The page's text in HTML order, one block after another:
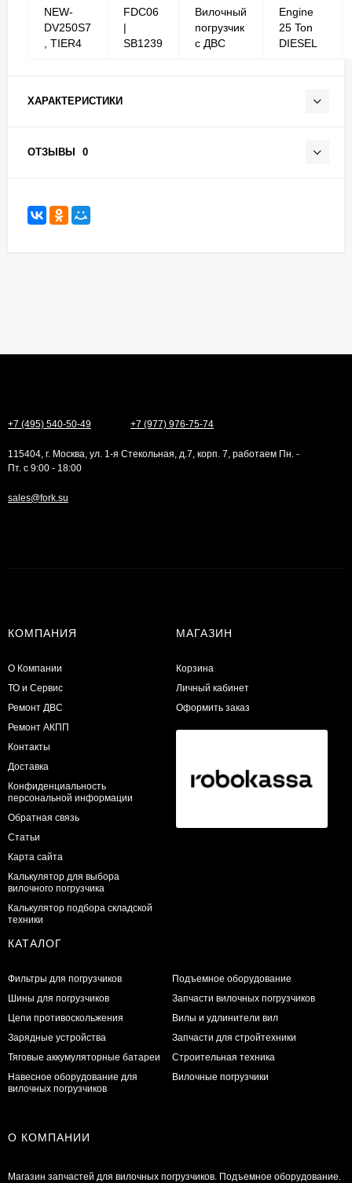
NEW-
DV250S7
, TIER4
FDC06
|
SB1239
Вилочный
погрузчик
с ДВС
Engine
25 Ton
DIESEL
ХАРАКТЕРИСТИКИ
ОТЗЫВЫ 0
+7 (495) 540-50-49 +7 (977) 976-75-74
115404, г. Москва, ул. 1-я Стекольная, д.7, корп. 7, работаем Пн. -
Пт. с 9:00 - 18:00
sales@fork.su
КОМПАНИЯ
О Компании
ТО и Сервис
​Ремонт ДВС
Ремонт АКПП
Контакты
Доставка
Конфиденциальность
персональной информации
Обратная связь
Статьи
Карта сайта
Калькулятор для выбора
вилочного погрузчика
Калькулятор подбора складской
техники
МАГАЗИН
Корзина
Личный кабинет
Оформить заказ
КАТАЛОГ
Фильтры для погрузчиков
Шины для погрузчиков
Цепи противоскольжения
Зарядные устройства
Тяговые аккумуляторные батареи
Навесное оборудование для
вилочных погрузчиков
Подъемное оборудование
Запчасти вилочных погрузчиков
Вилы и удлинители вил
Запчасти для стройтехники
Строительная техника
Вилочные погрузчики
О КОМПАНИИ
Магазин запчастей для вилочных погрузчиков. Подъемное оборудование.